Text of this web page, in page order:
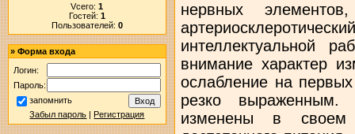
Vсего:1
Гостей: 1
Пользователей: 0
» Форма входа
Логин:
Пароль:
запомнить
Забыл пароль |Регистрация